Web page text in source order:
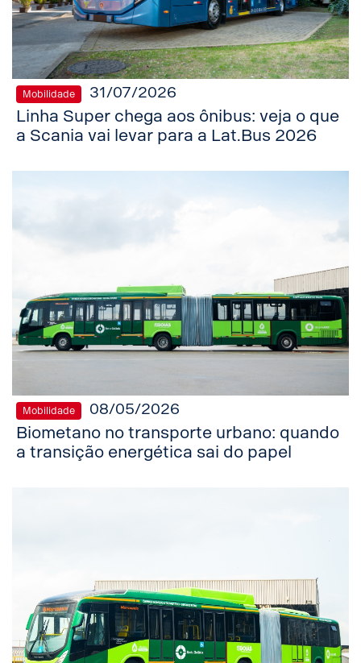
Mobilidade 31/07/2026
Linha Super chega aos ônibus: veja o que
a Scania vai levar para a Lat.Bus 2026
Mobilidade 08/05/2026
Biometano no transporte urbano: quando
a transição energética sai do papel